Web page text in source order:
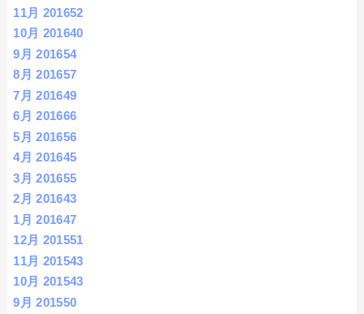
11月 201652
10月 201640
9月 201654
8月 201657
7月 201649
6月 201666
5月 201656
4月 201645
3月 201655
2月 201643
1月 201647
12月 201551
11月 201543
10月 201543
9月 201550